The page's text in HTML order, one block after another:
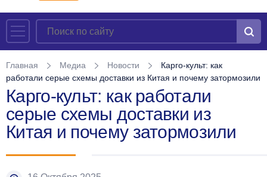
Главная Медиа Новости
Карго-культ: как
работали серые схемы доставки из Китая и почему затормозили
Карго-культ: как работали
серые схемы доставки из
Китая и почему затормозили